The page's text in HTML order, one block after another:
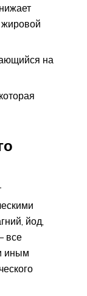
жировой
на
йод,
все
иным